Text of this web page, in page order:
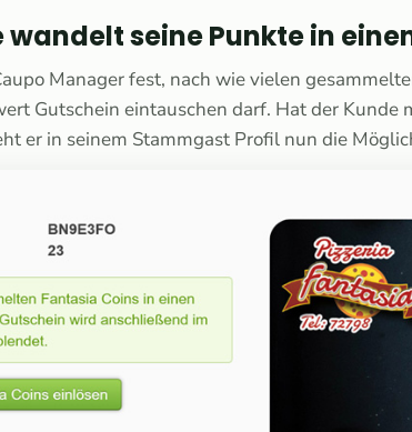
wandelt seine Punkte in
Manager fest, nach wie vielen
Gutschein eintauschen darf. Hat der Kunde
er in seinem Stammgast Profil nun die